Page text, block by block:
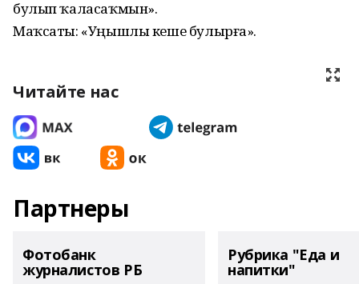
булып ҡаласаҡмын».
Маҡсаты: «Уңышлы кеше булырға».
Читайте нас
Партнеры
Фотобанк
журналистов РБ
Рубрика "Еда и
напитки"